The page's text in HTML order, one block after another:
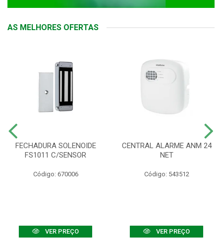
AS MELHORES OFERTAS
FECHADURA SOLENOIDE
FS1011 C/SENSOR
Código: 670006
VER PREÇO
CENTRAL ALARME ANM 24
NET
Código: 543512
VER PREÇO